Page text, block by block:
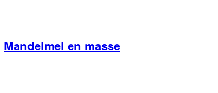
Mandelmel en masse